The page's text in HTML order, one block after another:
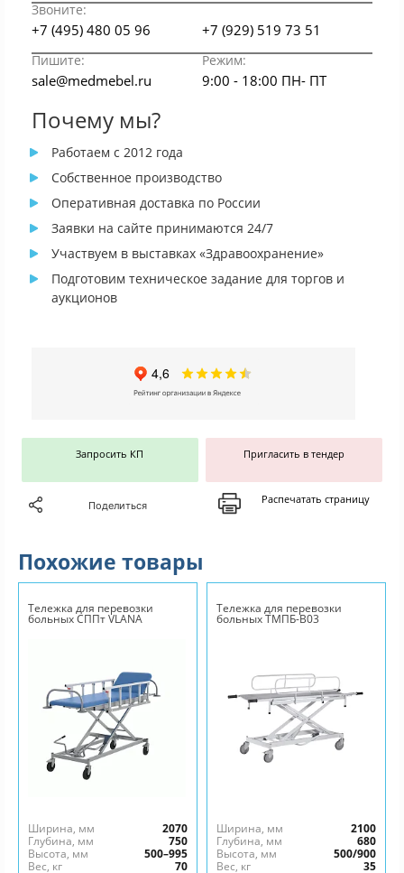
Звоните:
+7 (495) 480 05 96 +7 (929) 519 73 51
Пишите: Режим:
sale@medmebel.ru 9:00 - 18:00 ПН- ПТ
Почему мы?
Работаем с 2012 года
Собственное производство
Оперативная доставка по России
Заявки на сайте принимаются 24/7
Участвуем в выставках «Здравоохранение»
Подготовим техническое задание для торгов и
аукционов
Запросить КП Пригласить в тендер
Поделиться Распечатать страницу
Похожие товары
Тележка для перевозки
больных СППт VLANA
Ширина, мм
2070
Глубина, мм
750
Высота, мм
500–995
Вес, кг
70
Тележка для перевозки
больных ТМПБ-В03
Ширина, мм
2100
Глубина, мм
680
Высота, мм
500/900
Вес, кг
35